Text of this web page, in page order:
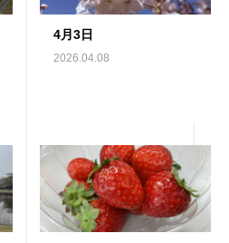
4月3日
2026.04.08